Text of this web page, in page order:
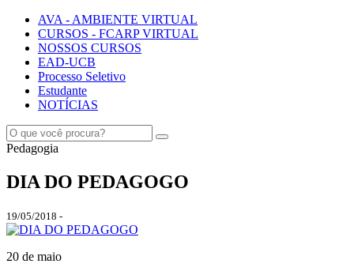
AVA - AMBIENTE VIRTUAL
CURSOS - FCARP VIRTUAL
NOSSOS CURSOS
EAD-UCB
Processo Seletivo
Estudante
NOTÍCIAS
Pedagogia
DIA DO PEDAGOGO
19/05/2018 -
20 de maio